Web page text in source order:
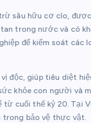
sâu hữu cơ clo,
trong nước và có
để kiểm soát các
độc, giúp tiêu diệt
khỏe con người và
cuối thế kỷ 20. Tại
trong bảo vệ thực vật.